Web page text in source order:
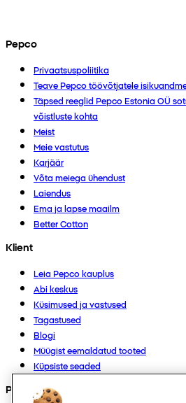
Pepco
Privaatsuspoliitika
Teave Pepco töövõtjatele
Täpsed reeglid Pepco Estonia OÜ
võistluste kohta
Meist
Meie vastutus
Karjäär
Võta meiega ühendust
Laiendus
Ema ja lapse maailm
Better Cotton
Klient
Leia Pepco kauplus
Abi keskus
Küsimused ja vastused
Tagastused
Blogi
Müügist eemaldatud tooted
Küpsiste seaded
Products